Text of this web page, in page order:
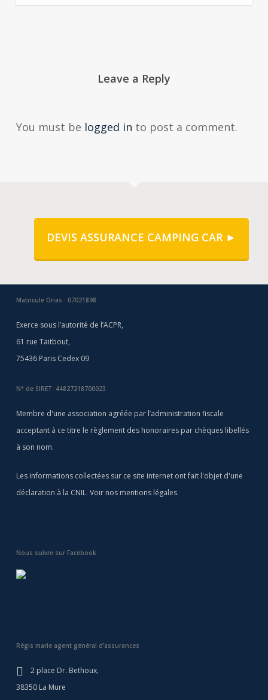
Leave a Reply
You must be logged in to post a comment.
DEVIS ASSURANCE CAMPING CAR ►
Matricule Orias : 07021898
Exerce sous l’autorité de l’ACPR,
61 rue Taitbout,
75436 Paris Cedex 09
N° de SIRET: 44827218700023
Membre d'une association agréée par l’administration fiscale
acceptant à ce titre le règlement des honoraires par chèques libellés
à son nom.
Les informations collectées sur ce site internet ont fait l'objet d'une
déclaration à la CNIL. Voir nos mentions légales.
Nous suivre sur Facebook
Régis marie agent général d’assurances
2 place Dr. Bethoux,
38350 La Mure